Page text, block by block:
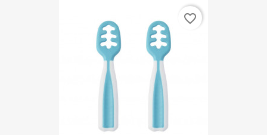
favorite_border